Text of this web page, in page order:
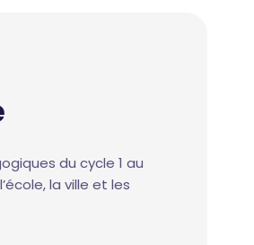
du cycle 1 au
la ville et les